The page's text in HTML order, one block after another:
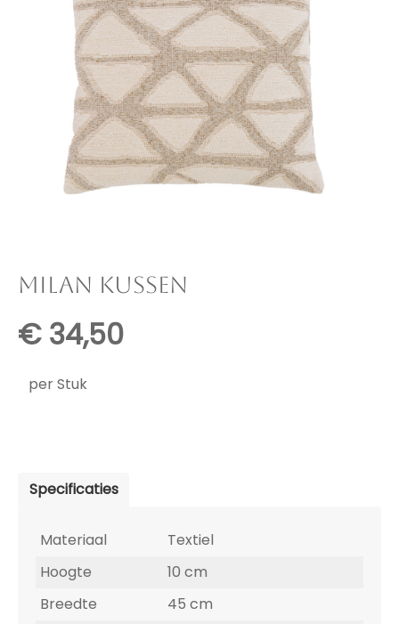
MILAN KUSSEN
€ 34,50
per Stuk
Specificaties
Materiaal
Textiel
Hoogte
10 cm
Breedte
45 cm